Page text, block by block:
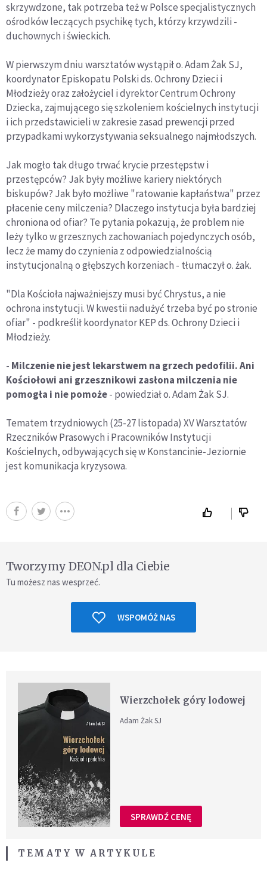
skrzywdzone, tak potrzeba też w Polsce specjalistycznych
ośrodków leczących psychikę tych, którzy krzywdzili -
duchownych i świeckich.
W pierwszym dniu warsztatów wystąpił o. Adam Żak SJ,
koordynator Episkopatu Polski ds. Ochrony Dzieci i
Młodzieży oraz założyciel i dyrektor Centrum Ochrony
Dziecka, zajmującego się szkoleniem kościelnych instytucji
i ich przedstawicieli w zakresie zasad prewencji przed
przypadkami wykorzystywania seksualnego najmłodszych.
Jak mogło tak długo trwać krycie przestępstw i
przestępców? Jak były możliwe kariery niektórych
biskupów? Jak było możliwe "ratowanie kapłaństwa" przez
płacenie ceny milczenia? Dlaczego instytucja była bardziej
chroniona od ofiar? Te pytania pokazują, że problem nie
leży tylko w grzesznych zachowaniach pojedynczych osób,
lecz że mamy do czynienia z odpowiedzialnością
instytucjonalną o głębszych korzeniach - tłumaczył o. żak.
"Dla Kościoła najważniejszy musi być Chrystus, a nie
ochrona instytucji. W kwestii nadużyć trzeba być po stronie
ofiar" - podkreślił koordynator KEP ds. Ochrony Dzieci i
Młodzieży.
- Milczenie nie jest lekarstwem na grzech pedofilii. Ani
Kościołowi ani grzesznikowi zasłona milczenia nie
pomogła i nie pomoże- powiedział o. Adam Żak SJ.
Tematem trzydniowych (25-27 listopada) XV Warsztatów
Rzeczników Prasowych i Pracowników Instytucji
Kościelnych, odbywających się w Konstancinie-Jeziornie
jest komunikacja kryzysowa.
Tworzymy DEON.pl dla Ciebie
Tu możesz nas wesprzeć.
WSPOMÓŻ NAS
Wierzchołek góry lodowej
Adam Żak SJ
SPRAWDŹ CENĘ
TEMATY W ARTYKULE